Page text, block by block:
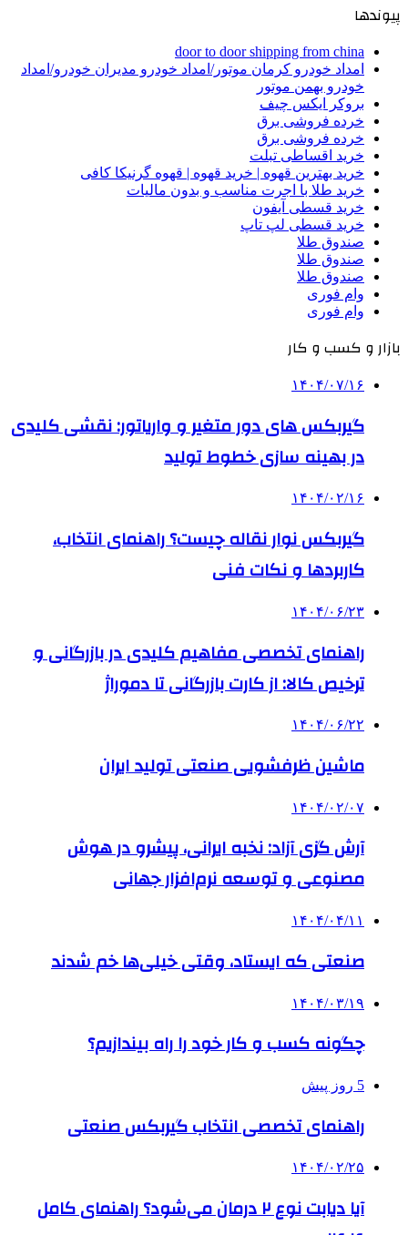
پیوندها
door to door shipping from china
امداد خودرو کرمان موتور/امداد خودرو مدیران خودرو/امداد
خودرو بهمن موتور
بروکر ایکس چیف
خرده فروشی برق
خرده فروشی برق
خرید اقساطی تبلت
خرید بهترین قهوه | خرید قهوه | قهوه گرنیکا کافی
خرید طلا با اجرت مناسب و بدون مالیات
خرید قسطی آیفون
خرید قسطی لپ تاپ
صندوق طلا
صندوق طلا
صندوق طلا
وام فوری
وام فوری
بازار و کسب و کار
۱۴۰۴/۰۷/۱۶
گیربکس های دور متغیر و واریاتور: نقشی کلیدی
در بهینه سازی خطوط تولید
۱۴۰۴/۰۲/۱۶
گیربکس نوار نقاله چیست؟ راهنمای انتخاب،
کاربردها و نکات فنی
۱۴۰۴/۰۶/۲۳
راهنمای تخصصی مفاهیم کلیدی در بازرگانی و
ترخیص کالا: از کارت بازرگانی تا دموراژ
۱۴۰۴/۰۶/۲۲
ماشین ظرفشویی صنعتی تولید ایران
۱۴۰۴/۰۲/۰۷
آرش گزی آزاد: نخبه ایرانی، پیشرو در هوش
مصنوعی و توسعه نرم‌افزار جهانی
۱۴۰۴/۰۴/۱۱
صنعتی که ایستاد، وقتی خیلی‌ها خم شدند
۱۴۰۴/۰۳/۱۹
چگونه کسب و کار خود را راه بیندازیم؟
5 روز پیش
راهنمای تخصصی انتخاب گیربکس صنعتی
۱۴۰۴/۰۲/۲۵
آیا دیابت نوع ۲ درمان می‌شود؟ راهنمای کامل